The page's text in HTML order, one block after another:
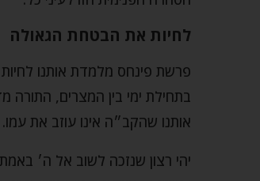
לחיות את הבטחת הגאולה
פרשת פינחס מלמדת אותנו
בתחילת ימי בין המצרים,
אותנו שהקב״ה אינו עוזב את עמו.
יהי רצון שנזכה לשוב אל ה׳